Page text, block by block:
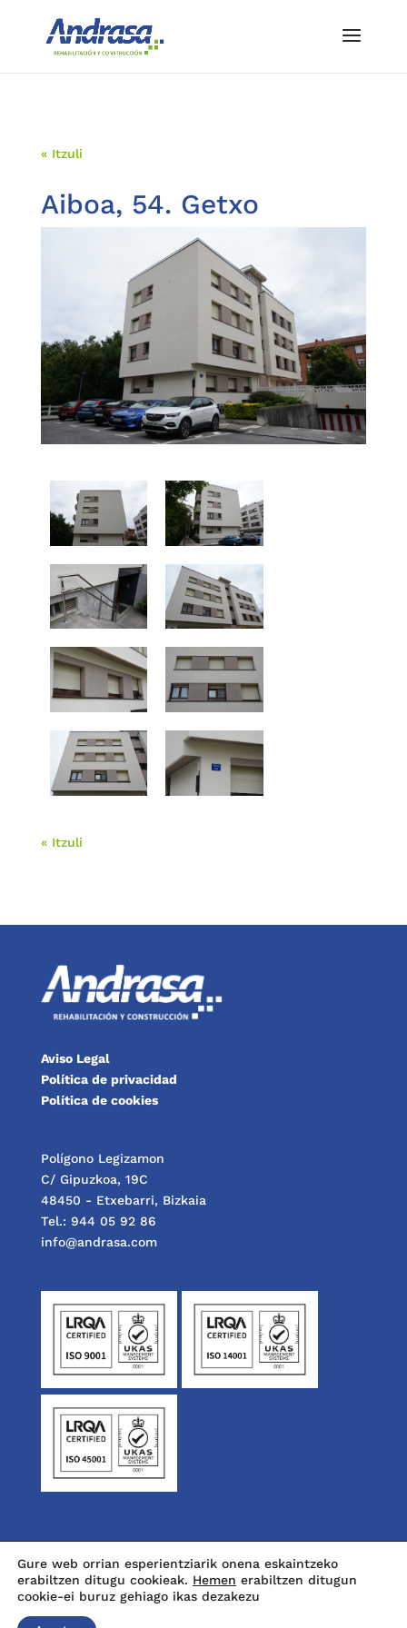
« Itzuli
Aiboa, 54. Getxo
« Itzuli
Aviso Legal
Política de privacidad
Política de cookies
Polígono Legizamon
C/ Gipuzkoa, 19C
48450 - Etxebarri, Bizkaia
Tel.: 944 05 92 86
info@andrasa.com
Gure web orrian esperientziarik onena eskaintzeko
erabiltzen ditugu cookieak. Hemen erabiltzen ditugun
cookie-ei buruz gehiago ikas dezakezu